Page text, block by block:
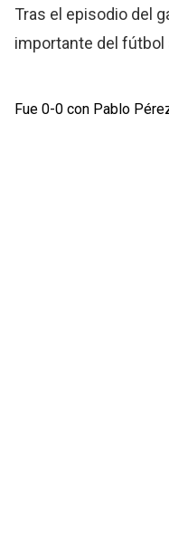
Tras el episodio del
importante del fútbol
Fue 0-0 con Pablo